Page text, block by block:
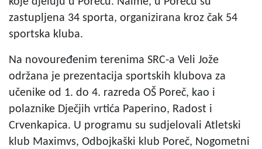
zastupljena 34 sporta, organizirana kroz čak 54
sportska kluba.
Na novouređenim terenima SRC-a Veli Jože
održana je prezentacija sportskih klubova za
učenike od 1. do 4. razreda OŠ Poreč, kao i
polaznike Dječjih vrtića Paperino, Radost i
Crvenkapica. U programu su sudjelovali Atletski
klub Maximvs, Odbojkaški klub Poreč, Nogometni